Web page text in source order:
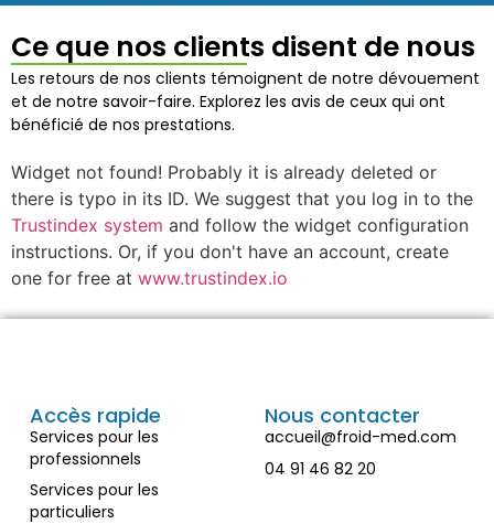
Ce que nos clients disent de nous
Les retours de nos clients témoignent de notre dévouement
et de notre savoir-faire. Explorez les avis de ceux qui ont
bénéficié de nos prestations.
Widget not found! Probably it is already deleted or
there is typo in its ID. We suggest that you log in to the
Trustindex system and follow the widget configuration
instructions. Or, if you don't have an account, create
one for free at www.trustindex.io
Accès rapide
Services pour les
professionnels
Services pour les
particuliers
Nous contacter
accueil@froid-med.com
04 91 46 82 20